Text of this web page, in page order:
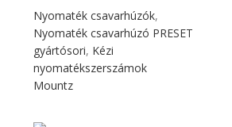
Nyomaték csavarhúzók,
Nyomaték csavarhúzó PRESET
gyártósori, Kézi
nyomatékszerszámok
Mountz